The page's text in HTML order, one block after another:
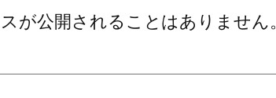
が公開されることはありません。